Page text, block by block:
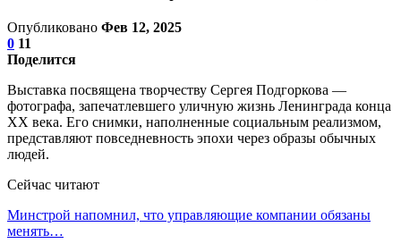
Опубликовано Фев 12, 2025
0 11
Поделится
Выставка посвящена творчеству Сергея Подгоркова —
фотографа, запечатлевшего уличную жизнь Ленинграда конца
XX века. Его снимки, наполненные социальным реализмом,
представляют повседневность эпохи через образы обычных
людей.
Сейчас читают
Минстрой напомнил, что управляющие компании обязаны
менять…